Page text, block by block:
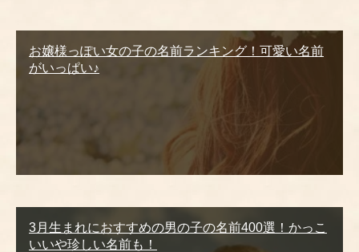
お嬢様っぽい女の子の名前ランキング！可愛い名前
がいっぱい♪
3月生まれにおすすめの男の子の名前400選！かっこ
いいや珍しい名前も！